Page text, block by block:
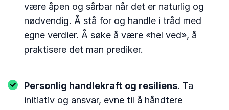
være åpen og sårbar når det er naturlig og
nødvendig. Å stå for og handle i tråd med
egne verdier. Å søke å være «hel ved», å
praktisere det man prediker.
Personlig handlekraft og resiliens. Ta
initiativ og ansvar, evne til å håndtere